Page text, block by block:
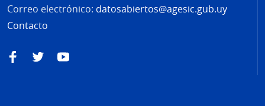
Correo electrónico: datosabiertos@agesic.gub.uy
Contacto
FacebookTwitterYouTube